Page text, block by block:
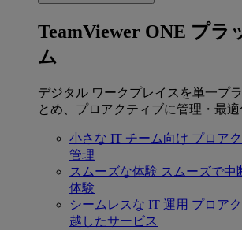
TeamViewer ONE プラ
ム
デジタル ワークプレイスを単一プ
とめ、プロアクティブに管理・最適
小さな IT チーム向け プロア
管理
スムーズな体験 スムーズで中
体験
シームレスな IT 運用 プロア
越したサービス